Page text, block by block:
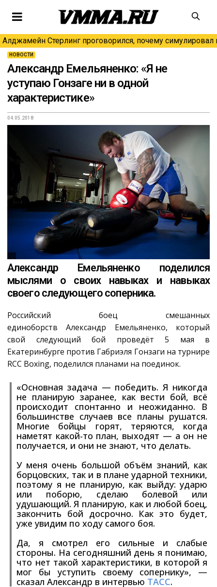
Алджамейн Стерлинг проговорился, почему симулировал
НОВОСТИ
Александр Емельяненко: «Я не
уступаю Гонзаге ни в одной
характеристике»
04.05.2018
Александр Емельяненко поделился
мыслями о своих навыках и навыках
своего следующего соперника.
Российский боец смешанных
единоборств Александр Емельяненко, который
свой следующий бой проведёт 5 мая в
Екатеринбурге против Габриэля Гонзаги на турнире
RCC Boxing, поделился планами на поединок.
«Основная задача — победить. Я никогда
не планирую заранее, как вести бой, всё
происходит спонтанно и неожиданно. В
большинстве случаев все планы рушатся.
Многие бойцы горят, теряются, когда
наметят какой-то план, выходят — а он не
получается, и они не знают, что делать.
У меня очень большой объём знаний, как
борцовских, так и в плане ударной техники,
поэтому я не планирую, как выйду: ударю
или поборю, сделаю болевой или
удушающий. Я планирую, как и любой боец,
закончить бой досрочно. Как это будет,
уже увидим по ходу самого боя.
Да, я смотрел его сильные и слабые
стороны. На сегодняшний день я понимаю,
что нет такой характеристики, в которой я
мог бы уступить своему сопернику», —
сказал Александр в интервью ТАСС.